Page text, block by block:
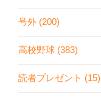
号外 (200)
高校野球 (383)
読者プレゼント (15)